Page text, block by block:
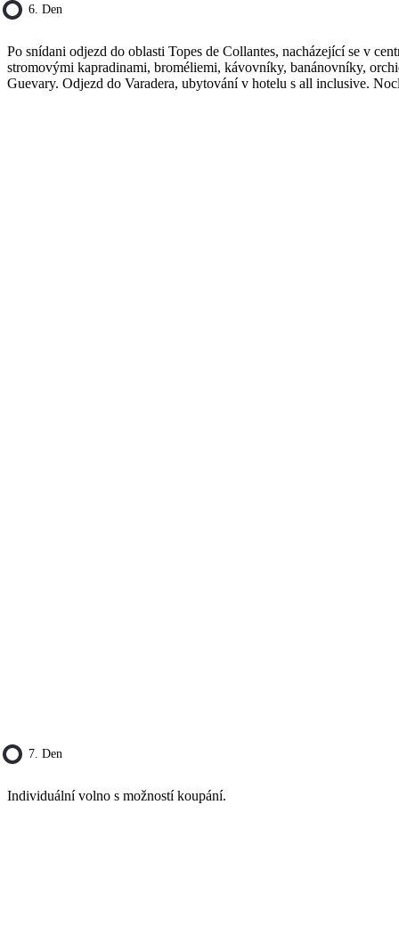
6. Den
Po snídani odjezd do oblasti Topes de Collantes, nacházející se v
stromovými kapradinami, broméliemi, kávovníky, banánovníky,
Guevary. Odjezd do Varadera, ubytování v hotelu s all inclusive.
7. Den
Individuální volno s možností koupání.